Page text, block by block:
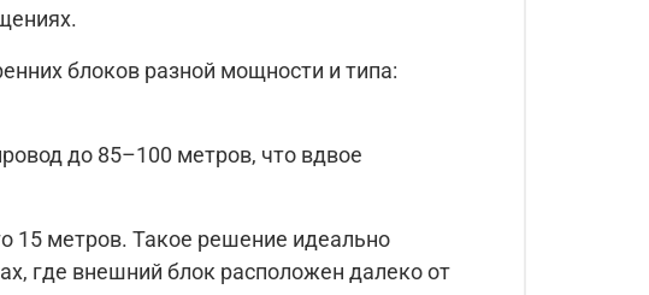
блоков разной мощности и типа:
до 85–100 метров, что вдвое
15 метров. Такое решение идеально
где внешний блок расположен далеко от